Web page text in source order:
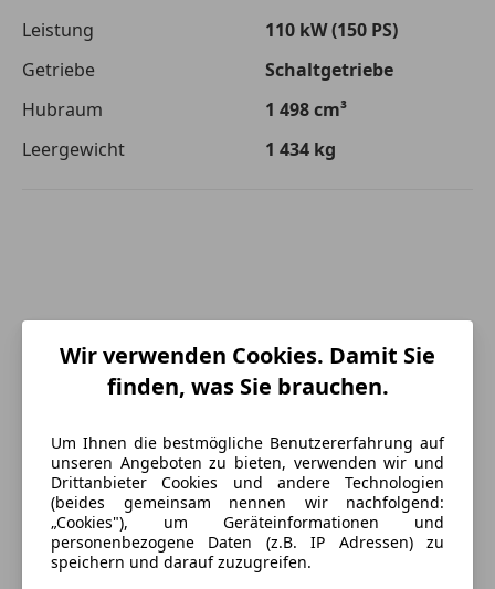
Leistung
110 kW (150 PS)
Getriebe
Schaltgetriebe
Hubraum
1 498 cm³
Leergewicht
1 434 kg
Energieverbrauch
Wir verwenden Cookies. Damit Sie
finden, was Sie brauchen.
Um Ihnen die bestmögliche Benutzererfahrung auf
unseren Angeboten zu bieten, verwenden wir und
Drittanbieter Cookies und andere Technologien
(beides gemeinsam nennen wir nachfolgend:
„Cookies"), um Geräteinformationen und
personenbezogene Daten (z.B. IP Adressen) zu
speichern und darauf zuzugreifen.